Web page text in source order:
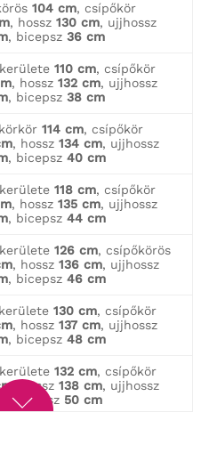
104 cm, csípőkör
, hossz 130 cm, ujjhossz
, bicepsz 36 cm
110 cm, csípőkör
, hossz 132 cm, ujjhossz
, bicepsz 38 cm
114 cm, csípőkör
, hossz 134 cm, ujjhossz
, bicepsz 40 cm
118 cm, csípőkör
, hossz 135 cm, ujjhossz
, bicepsz 44 cm
126 cm, csípőkörös
, hossz 136 cm, ujjhossz
, bicepsz 46 cm
130 cm, csípőkör
, hossz 137 cm, ujjhossz
, bicepsz 48 cm
132 cm, csípőkör
, hossz 138 cm, ujjhossz
, bicepsz 50 cm